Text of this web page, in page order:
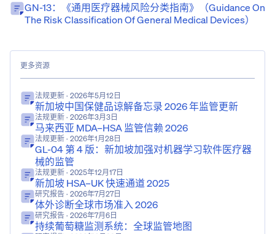
GN-13：《通用医疗器械风险分类指南》（Guidance On
The Risk Classification Of General Medical Devices）
更多资源
法规更新 · 2026年5月12日
新加坡中国保健品谅解备忘录 2026 年监管更新
法规更新 · 2026年3月3日
马来西亚 MDA–HSA 监管信赖 2026
法规更新 · 2026年1月28日
GL-04 第 4 版：新加坡加强对机器学习软件医疗器
械的监管
法规更新 · 2025年12月17日
新加坡 HSA–UK 快速通道 2025
研究报告 · 2026年7月27日
体外诊断全球市场准入 2026
研究报告 · 2026年7月6日
持续葡萄糖监测系统：全球监管地图